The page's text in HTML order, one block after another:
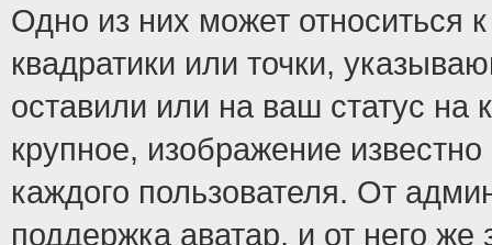
Одно из них может относиться
квадратики или точки,
оставили или на ваш статус
крупное, изображение
каждого пользователя. От
поддержка аватар, и от него же